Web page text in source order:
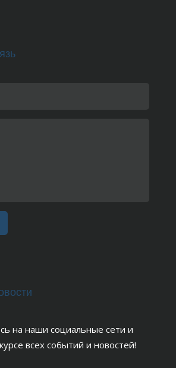
на наши социальные сети и
всех событий и новостей!